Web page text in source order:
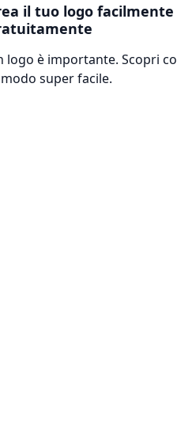
il tuo logo facilmente
logo è importante. Scopri
super facile.